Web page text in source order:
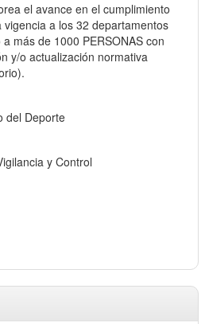
el avance en el cumplimiento
a los 32 departamentos
más de 1000 PERSONAS con
y/o actualización normativa
del Deporte
y Control